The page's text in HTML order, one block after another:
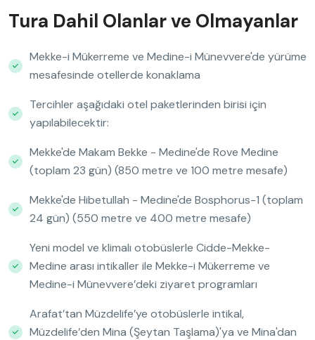
Tura Dahil Olanlar ve Olmayanlar
Mekke-i Mükerreme ve Medine-i Münevvere'de yürüme
mesafesinde otellerde konaklama
Tercihler aşağıdaki otel paketlerinden birisi için
yapılabilecektir:
Mekke'de Makam Bekke - Medine'de Rove Medine
(toplam 23 gün) (850 metre ve 100 metre mesafe)
Mekke'de Hibetullah - Medine'de Bosphorus-1 (toplam
24 gün) (550 metre ve 400 metre mesafe)
Yeni model ve klimalı otobüslerle Cidde-Mekke-
Medine arası intikaller ile Mekke-i Mükerreme ve
Medine-i Münevvere’deki ziyaret programları
Arafat’tan Müzdelife’ye otobüslerle intikal,
Müzdelife’den Mina (Şeytan Taşlama)'ya ve Mina'dan